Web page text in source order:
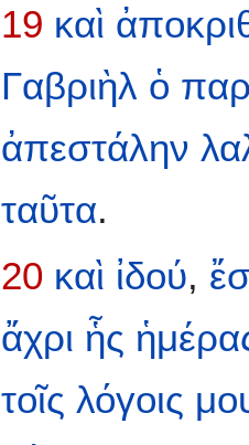
19 καὶ
Γαβριὴλ ὁ
ἀπεστάλην
ταῦτα.
20 καὶ ἰδού,
ἄχρι ἧς
τοῖς λόγοις